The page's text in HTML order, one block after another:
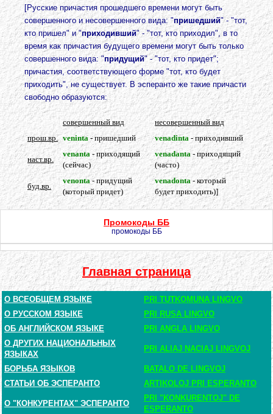
[Русские причастия прошедшего времени могут быть
совершенного и несовершенного вида: "пришедший" - "тот,
кто пришел" и "приходивший" - "тот, кто приходил", в то
время как причастия будущего времени могут быть только
совершенного вида: "придущий" - "тот, кто придет";
причастия, соответствующего форме "тот, кто будет
приходить", не существует. В эсперанто же такие причасти
свободно образуются:
совершенный вид
несовершенный вид
прош.вр. veninta- пришедший venadinta - приходивший
наст.вр.
venanta- приходящий
(сейчас)
venadanta- приходящий
(часто)
буд.вр.
venonta- придущий
(который придет)
venadonta - который
будет приходить)]
Промокоды ББ
промокоды ББ
Главная страница
О ВСЕОБЩЕМ ЯЗЫКЕ
PRI TUTKOMUNA LINGVO
О РУССКОМ ЯЗЫКЕ
PRI RUSA LINGVO
ОБ АНГЛИЙСКОМ ЯЗЫКЕ
PRI ANGLA LINGVO
О ДРУГИХ НАЦИОНАЛЬНЫХ
ЯЗЫКАХ
PRI ALIAJ NACIAJ LINGVOJ
БОРЬБА ЯЗЫКОВ
BATALO DE LINGVOJ
СТАТЬИ ОБ ЭСПЕРАНТО
ARTIKOLOJ PRI ESPERANTO
О "КОНКУРЕНТАХ" ЭСПЕРАНТО
PRI "KONKURENTOJ" DE
ESPERANTO